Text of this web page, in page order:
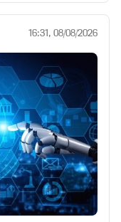
16:31, 08/08/2026